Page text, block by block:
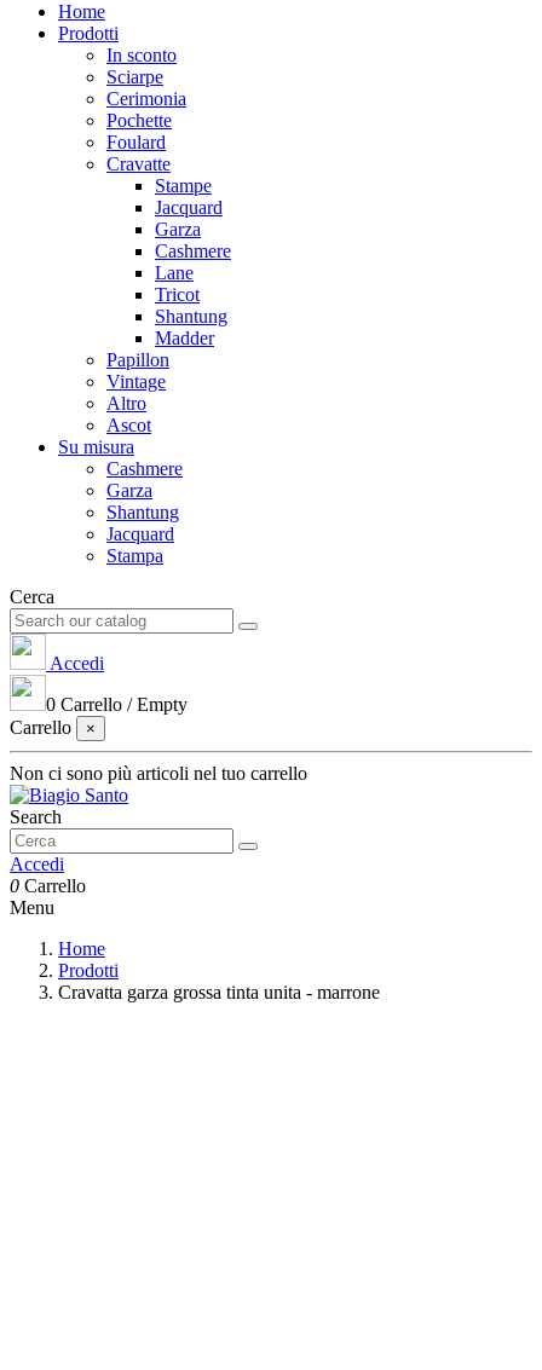
Home
Prodotti
In sconto
Sciarpe
Cerimonia
Pochette
Foulard
Cravatte
Stampe
Jacquard
Garza
Cashmere
Lane
Tricot
Shantung
Madder
Papillon
Vintage
Altro
Ascot
Su misura
Cashmere
Garza
Shantung
Jacquard
Stampa
Cerca
Accedi
0 Carrello /Empty
Carrello
×
Non ci sono più articoli nel tuo carrello
Search
Accedi
0 Carrello
Menu
Home
Prodotti
Cravatta garza grossa tinta unita - marrone